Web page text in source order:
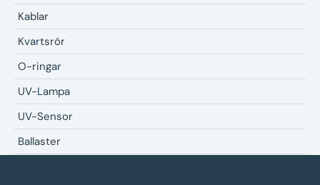
Kablar
Kvartsrör
O-ringar
UV-Lampa
UV-Sensor
Ballaster